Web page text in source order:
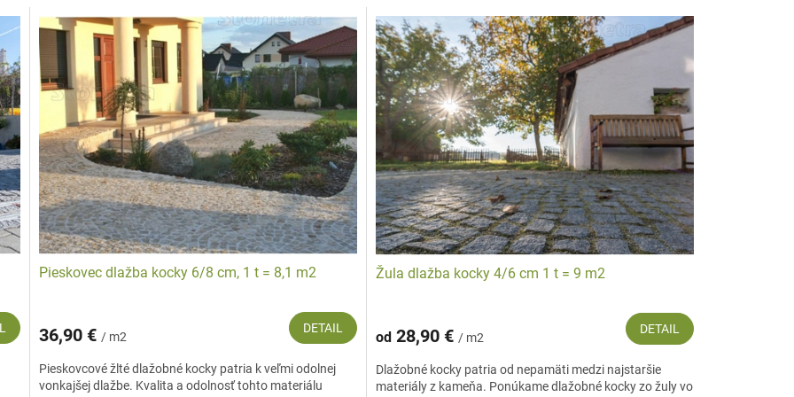
kocky (presne rezané sú z dôvodu náročnejšieho opracovania drahšie ako sekané) a od 5,10 € za bežný meter pre kamenné obrubníky,
dokážu zlepšiť estetiku a funkčnosť vašej záhrady a iných vonkajších priestorov. Pozrite si našu aktuálnu ponuku a inšpirujte sa
Pieskovec dlažba kocky 6/8 cm, 1 t = 8,1 m2
36,90 €/ m2
DETAIL
Pieskovcové žlté dlažobné kocky patria k veľmi odolnej
vonkajšej dlažbe. Kvalita a odolnosť tohto materiálu
Žula dlažba kocky 4/6 cm 1 t = 9 m2
od28,90 € / m2
DETAIL
Dlažobné kocky patria od nepamäti medzi najstaršie
materiály z kameňa. Ponúkame dlažobné kocky zo žuly vo